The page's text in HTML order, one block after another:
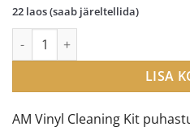
AM Vinyl Cleaning Kit
22 laos (saab järeltellida)
AM Cleaning Kit
LISA